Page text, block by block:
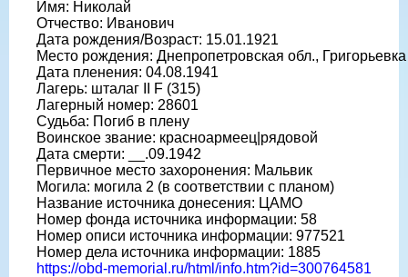
Имя: Николай
Отчество: Иванович
Дата рождения/Возраст: 15.01.1921
Место рождения: Днепропетровская обл., Григорьевка
Дата пленения: 04.08.1941
Лагерь: шталаг II F (315)
Лагерный номер: 28601
Судьба: Погиб в плену
Воинское звание: красноармеец|рядовой
Дата смерти: __.09.1942
Первичное место захоронения: Мальвик
Могила: могила 2 (в соответствии с планом)
Название источника донесения: ЦАМО
Номер фонда источника информации: 58
Номер описи источника информации: 977521
Номер дела источника информации: 1885
https://obd-memorial.ru/html/info.htm?id=300764581